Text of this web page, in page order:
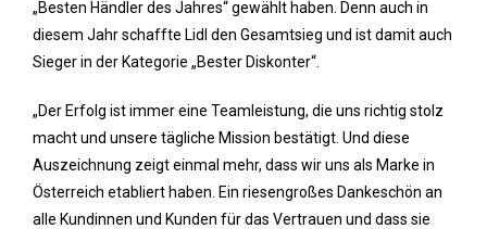
„Besten Händler des Jahres“ gewählt haben. Denn auch in
diesem Jahr schaffte Lidl den Gesamtsieg und ist damit auch
Sieger in der Kategorie „Bester Diskonter“.
„Der Erfolg ist immer eine Teamleistung, die uns richtig stolz
macht und unsere tägliche Mission bestätigt. Und diese
Auszeichnung zeigt einmal mehr, dass wir uns als Marke in
Österreich etabliert haben. Ein riesengroßes Dankeschön an
alle Kundinnen und Kunden für das Vertrauen und dass sie